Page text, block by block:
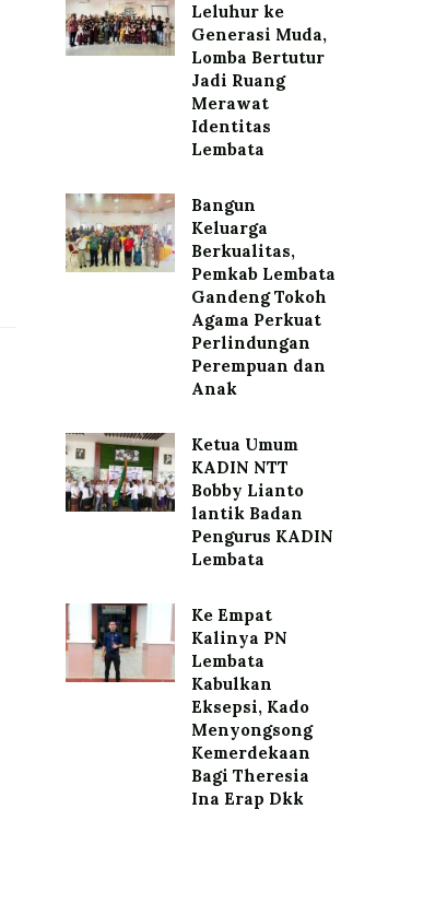
Leluhur ke
Generasi Muda,
Lomba Bertutur
Jadi Ruang
Merawat
Identitas
Lembata
Bangun
Keluarga
Berkualitas,
Pemkab Lembata
Gandeng Tokoh
Agama Perkuat
Perlindungan
Perempuan dan
Anak
Ketua Umum
KADIN NTT
Bobby Lianto
lantik Badan
Pengurus KADIN
Lembata
Ke Empat
Kalinya PN
Lembata
Kabulkan
Eksepsi, Kado
Menyongsong
Kemerdekaan
Bagi Theresia
Ina Erap Dkk